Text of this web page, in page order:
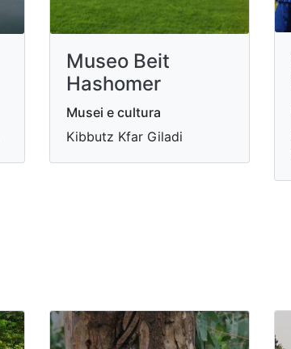
Museo Beit
Hashomer
Musei e cultura
Kibbutz Kfar Giladi